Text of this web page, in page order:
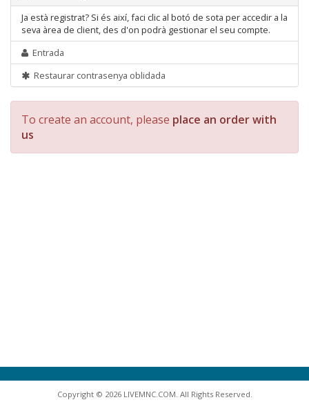
Ja està registrat? Si és així, faci clic al botó de sota per accedir a la
seva àrea de client, des d'on podrà gestionar el seu compte.
Entrada
Restaurar contrasenya oblidada
To create an account, please place an order with
us
Copyright © 2026 LIVEMNC.COM. All Rights Reserved.